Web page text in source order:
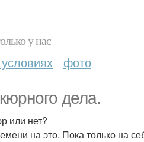
у нас
фото
дела.
или нет?
на это. Пока только на